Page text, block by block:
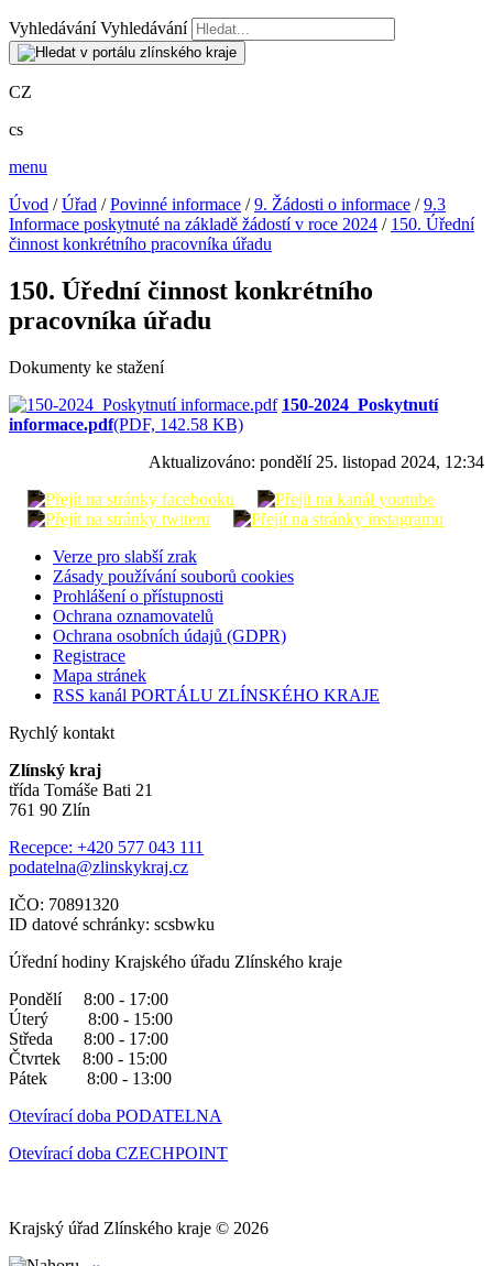
Vyhledávání Vyhledávání
CZ
cs
menu
Úvod /Úřad /Povinné informace /9. Žádosti o informace /9.3
Informace poskytnuté na základě žádostí v roce 2024 / 150. Úřední
činnost konkrétního pracovníka úřadu
150. Úřední činnost konkrétního
pracovníka úřadu
Dokumenty ke stažení
150-2024_Poskytnutí
informace.pdf(PDF, 142.58 KB)
Aktualizováno: pondělí 25. listopad 2024, 12:34
Verze pro slabší zrak
Zásady používání souborů cookies
Prohlášení o přístupnosti
Ochrana oznamovatelů
Ochrana osobních údajů (GDPR)
Registrace
Mapa stránek
RSS kanál PORTÁLU ZLÍNSKÉHO KRAJE
Rychlý kontakt
Zlínský kraj
třída Tomáše Bati 21
761 90 Zlín
Recepce: +420 577 043 111
podatelna@zlinskykraj.cz
IČO: 70891320
ID datové schránky: scsbwku
Úřední hodiny Krajského úřadu Zlínského kraje
Pondělí 8:00 - 17:00
Úterý 8:00 - 15:00
Středa 8:00 - 17:00
Čtvrtek 8:00 - 15:00
Pátek 8:00 - 13:00
Otevírací doba PODATELNA
Otevírací doba CZECHPOINT
Krajský úřad Zlínského kraje © 2026